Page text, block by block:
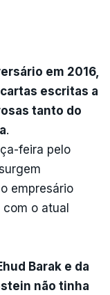
em 2016,
escritas a
tanto do
.
feira pelo
empresário
com o atual
Barak e da
não tinha